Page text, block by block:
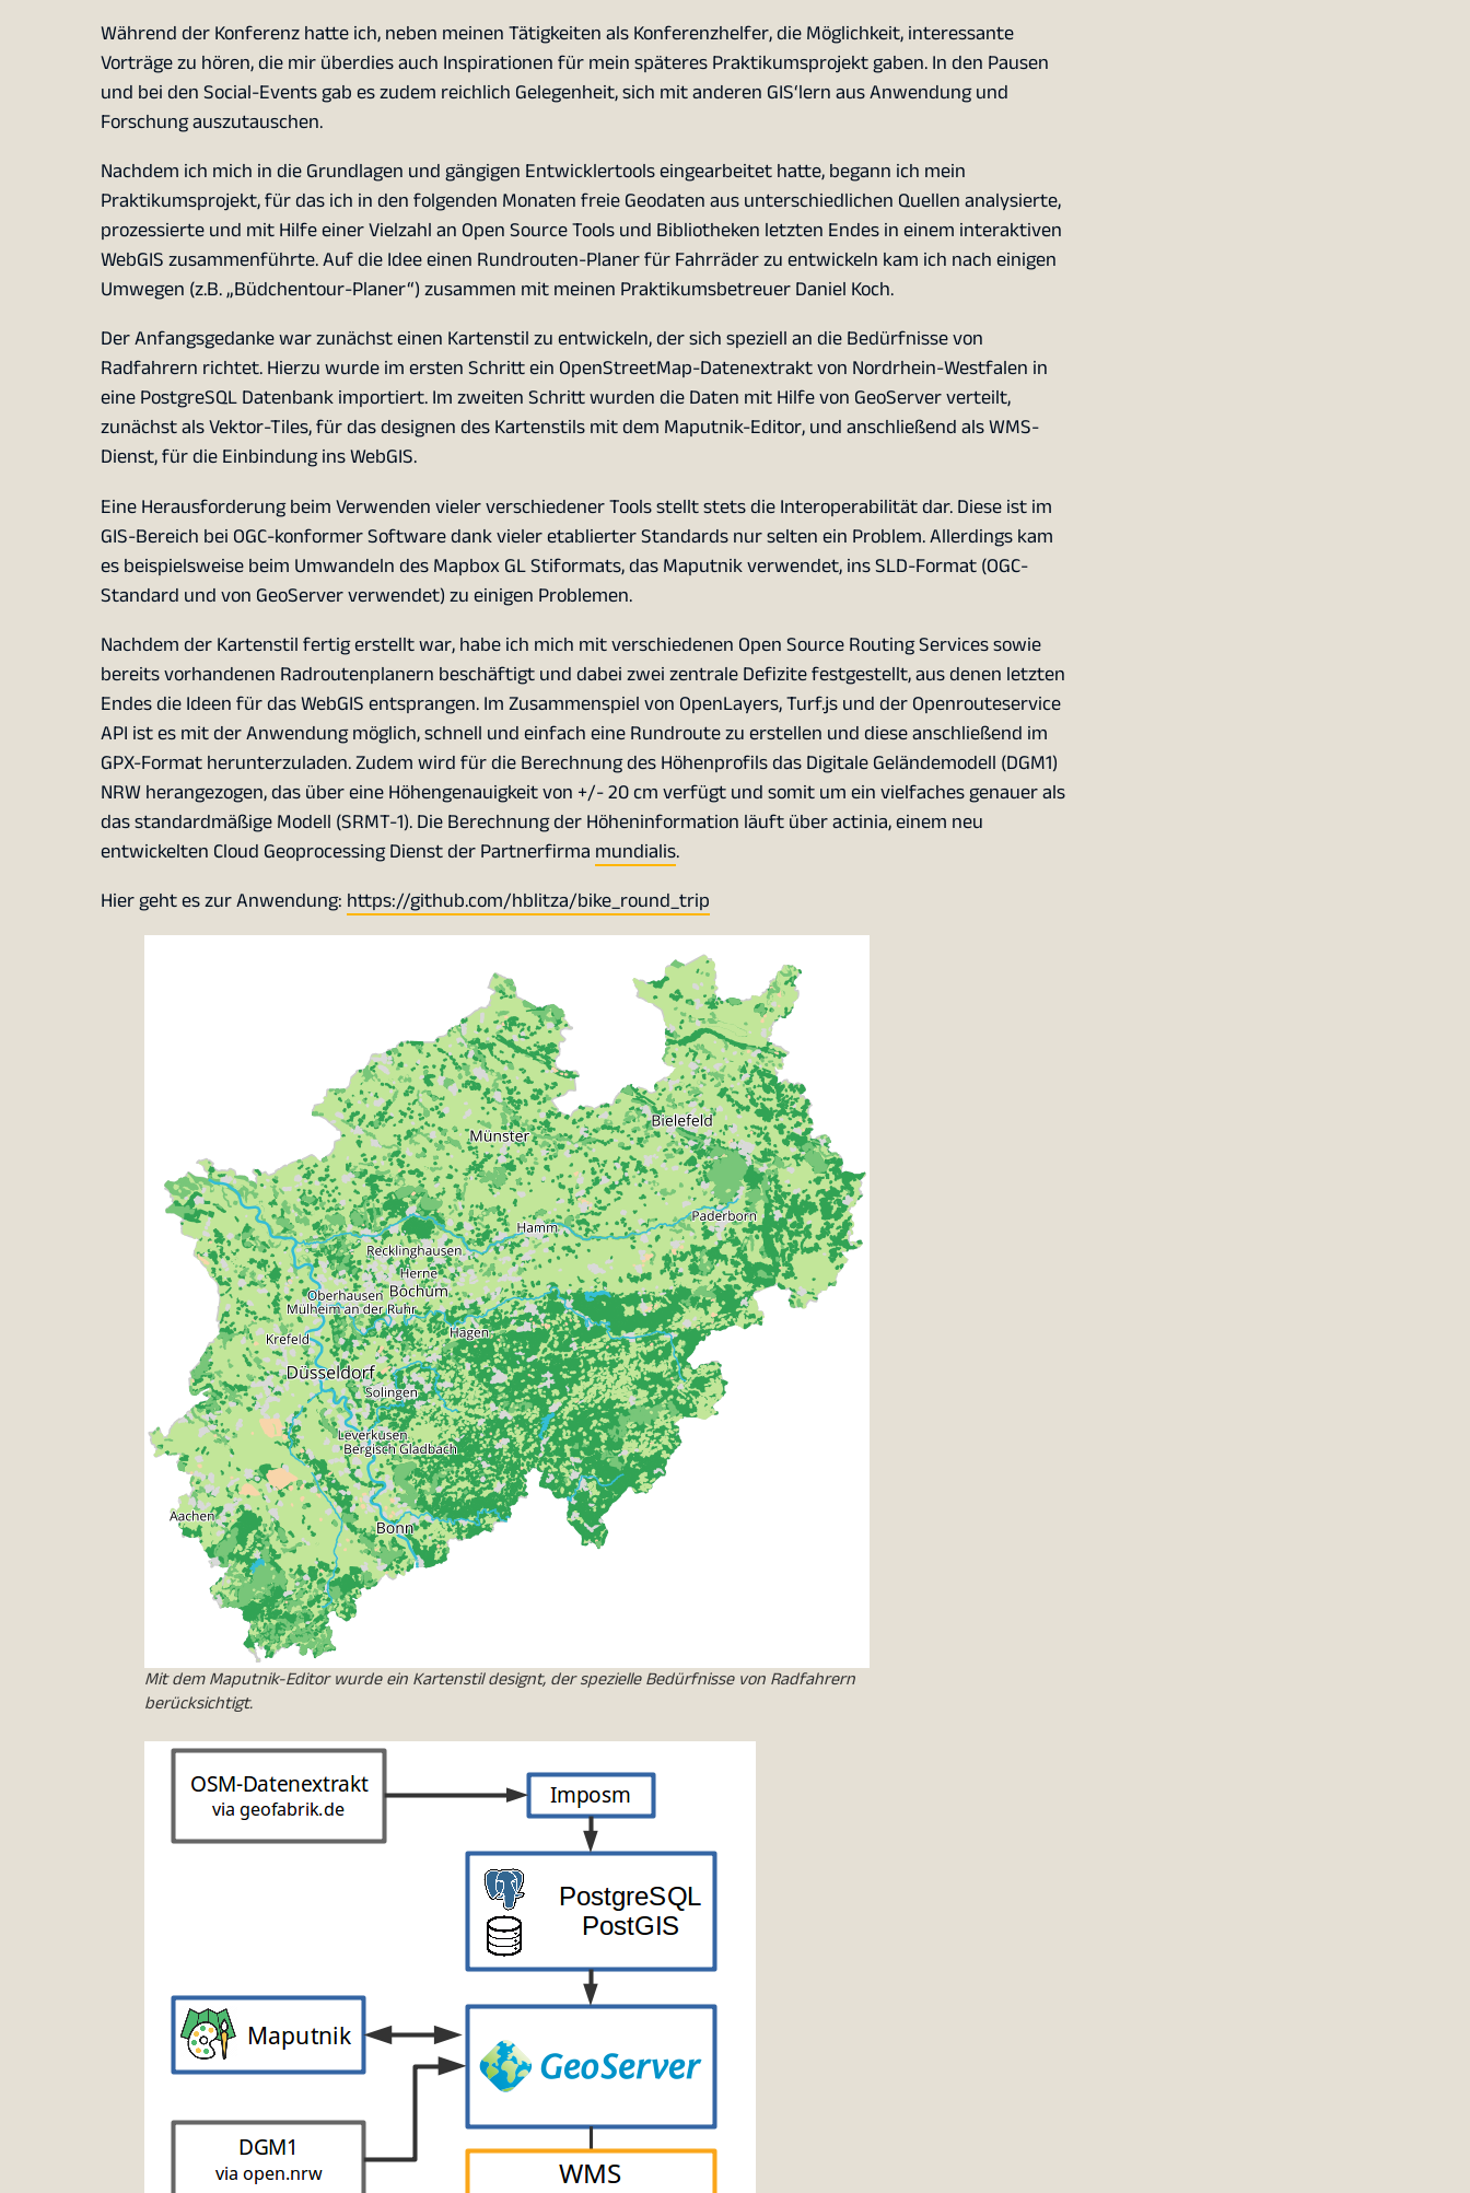
Während der Konferenz hatte ich, neben meinen Tätigkeiten als Konferenzhelfer, die Möglichkeit, interessante
Vorträge zu hören, die mir überdies auch Inspirationen für mein späteres Praktikumsprojekt gaben. In den Pausen
und bei den Social-Events gab es zudem reichlich Gelegenheit, sich mit anderen GIS‘lern aus Anwendung und
Forschung auszutauschen.
Nachdem ich mich in die Grundlagen und gängigen Entwicklertools eingearbeitet hatte, begann ich mein
Praktikumsprojekt, für das ich in den folgenden Monaten freie Geodaten aus unterschiedlichen Quellen analysierte,
prozessierte und mit Hilfe einer Vielzahl an Open Source Tools und Bibliotheken letzten Endes in einem interaktiven
WebGIS zusammenführte. Auf die Idee einen Rundrouten-Planer für Fahrräder zu entwickeln kam ich nach einigen
Umwegen (z.B. „Büdchentour-Planer“) zusammen mit meinen Praktikumsbetreuer Daniel Koch.
Der Anfangsgedanke war zunächst einen Kartenstil zu entwickeln, der sich speziell an die Bedürfnisse von
Radfahrern richtet. Hierzu wurde im ersten Schritt ein OpenStreetMap-Datenextrakt von Nordrhein-Westfalen in
eine PostgreSQL Datenbank importiert. Im zweiten Schritt wurden die Daten mit Hilfe von GeoServer verteilt,
zunächst als Vektor-Tiles, für das designen des Kartenstils mit dem Maputnik-Editor, und anschließend als WMS-
Dienst, für die Einbindung ins WebGIS.
Eine Herausforderung beim Verwenden vieler verschiedener Tools stellt stets die Interoperabilität dar. Diese ist im
GIS-Bereich bei OGC-konformer Software dank vieler etablierter Standards nur selten ein Problem. Allerdings kam
es beispielsweise beim Umwandeln des Mapbox GL Stiformats, das Maputnik verwendet, ins SLD-Format (OGC-
Standard und von GeoServer verwendet) zu einigen Problemen.
Nachdem der Kartenstil fertig erstellt war, habe ich mich mit verschiedenen Open Source Routing Services sowie
bereits vorhandenen Radroutenplanern beschäftigt und dabei zwei zentrale Defizite festgestellt, aus denen letzten
Endes die Ideen für das WebGIS entsprangen. Im Zusammenspiel von OpenLayers, Turf.js und der Openrouteservice
API ist es mit der Anwendung möglich, schnell und einfach eine Rundroute zu erstellen und diese anschließend im
GPX-Format herunterzuladen. Zudem wird für die Berechnung des Höhenprofils das Digitale Geländemodell (DGM1)
NRW herangezogen, das über eine Höhengenauigkeit von +/- 20 cm verfügt und somit um ein vielfaches genauer als
das standardmäßige Modell (SRMT-1). Die Berechnung der Höheninformation läuft über actinia, einem neu
entwickelten Cloud Geoprocessing Dienst der Partnerfirma mundialis.
Hier geht es zur Anwendung: https://github.com/hblitza/bike_round_trip
Mit dem Maputnik-Editor wurde ein Kartenstil designt, der spezielle Bedürfnisse von Radfahrern
berücksichtigt.